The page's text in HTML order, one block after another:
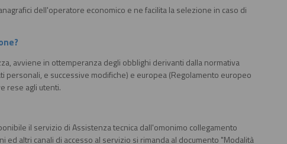
dell'operatore economico e ne facilita la selezione in caso di
avviene in ottemperanza degli obblighi derivanti dalla normativa
personali, e successive modifiche) e europea (Regolamento europeo
rese agli utenti.
il servizio di Assistenza tecnica dall'omonimo collegamento
altri canali di accesso al servizio si rimanda al documento "Modalità